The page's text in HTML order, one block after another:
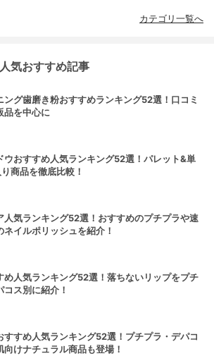
カテゴリ一覧へ
気おすすめ記事
ング歯磨き粉おすすめランキング52選！口コミ
品を中心に
ウおすすめ人気ランキング52選！パレット&単
商品を徹底比較！
人気ランキング52選！おすすめのプチプラや速
ネイルポリッシュを紹介！
め人気ランキング52選！落ちないリップをプチ
コス別に紹介！
すすめ人気ランキング52選！プチプラ・デパコ
向けナチュラル商品も登場！